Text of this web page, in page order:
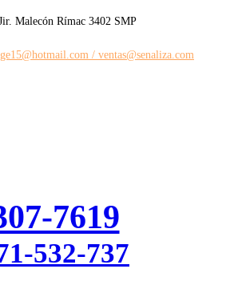
Malecón Rímac 3402 SMP
/ ventas@senaliza.com
7619
532-737